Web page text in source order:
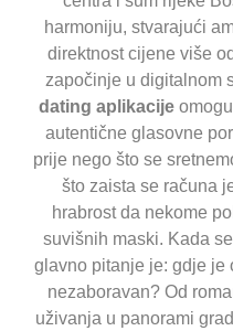
harmoniju, stvarajući
direktnost cijene više
započinje u digitalnom
dating aplikacije
autentične glasovne
prije nego što se
što zaista se računa
hrabrost da nekome
suvišnih maski. Kada
glavno pitanje je: gdje je
nezaboravan? Od
uživanja u panorami